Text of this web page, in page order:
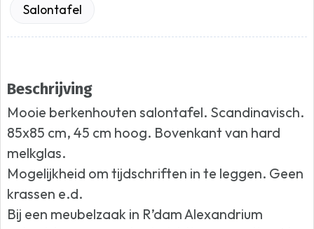
Salontafel
Beschrijving
Mooie berkenhouten salontafel. Scandinavisch.
85x85 cm, 45 cm hoog. Bovenkant van hard
melkglas.
Mogelijkheid om tijdschriften in te leggen. Geen
krassen e.d.
Bij een meubelzaak in R’dam Alexandrium